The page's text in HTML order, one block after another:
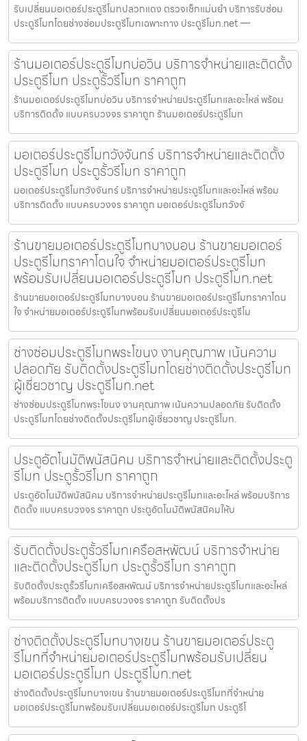
รับเปลี่ยนมอเตอร์ประตูรีโมทปลวกแดง ตรวจเช็กแม่นยำ บริการรับซ่อม
ประตูรีโมทโดยช่างซ่อมประตูรีโมทเฉพาะทาง ประตูรีโมท.net —
ร้านมอเตอร์ประตูรีโมทบ่อวิน บริการจำหน่ายและติดตั้ง
ประตูรีโมท ประตูรั้วรีโมท ราคาถูก
ร้านมอเตอร์ประตูรีโมทบ่อวิน บริการจำหน่ายประตูรีโมทและอะไหล่ พร้อม
บริการติดตั้ง แบบครบวงจร ราคาถูก ร้านมอเตอร์ประตูรีโมท
มอเตอร์ประตูรีโมทวังจันทร์ บริการจำหน่ายและติดตั้ง
ประตูรีโมท ประตูรั้วรีโมท ราคาถูก
มอเตอร์ประตูรีโมทวังจันทร์ บริการจำหน่ายประตูรีโมทและอะไหล่ พร้อม
บริการติดตั้ง แบบครบวงจร ราคาถูก มอเตอร์ประตูรีโมทวังจั
ร้านขายมอเตอร์ประตูรีโมทบางบอน ร้านขายมอเตอร์
ประตูรีโมทราคาโดนใจ จำหน่ายมอเตอร์ประตูรีโมท
พร้อมรับเปลี่ยนมอเตอร์ประตูรีโมท ประตูรีโมท.net
ร้านขายมอเตอร์ประตูรีโมทบางบอน ร้านขายมอเตอร์ประตูรีโมทราคาโดน
ใจ จำหน่ายมอเตอร์ประตูรีโมทพร้อมรับเปลี่ยนมอเตอร์ประตูรีโม
ช่างซ่อมประตูรีโมทพระโขนง งานคุณภาพ เน้นความ
ปลอดภัย รับติดตั้งประตูรีโมทโดยช่างติดตั้งประตูรีโมท
ผู้เชี่ยวชาญ ประตูรีโมท.net
ช่างซ่อมประตูรีโมทพระโขนง งานคุณภาพ เน้นความปลอดภัย รับติดตั้ง
ประตูรีโมทโดยช่างติดตั้งประตูรีโมทผู้เชี่ยวชาญ ประตูรีโมท.
ประตูอัตโนมัติพนัสนิคม บริการจำหน่ายและติดตั้งประตู
รีโมท ประตูรั้วรีโมท ราคาถูก
ประตูอัตโนมัติพนัสนิคม บริการจำหน่ายประตูรีโมทและอะไหล่ พร้อมบริการ
ติดตั้ง แบบครบวงจร ราคาถูก ประตูอัตโนมัติพนัสนิคมให้บ
รับติดตั้งประตูรั้วรีโมทเครือสหพัฒน์ บริการจำหน่าย
และติดตั้งประตูรีโมท ประตูรั้วรีโมท ราคาถูก
รับติดตั้งประตูรั้วรีโมทเครือสหพัฒน์ บริการจำหน่ายประตูรีโมทและอะไหล่
พร้อมบริการติดตั้ง แบบครบวงจร ราคาถูก รับติดตั้งปร
ช่างติดตั้งประตูรีโมทบางเขน ร้านขายมอเตอร์ประตู
รีโมทที่จำหน่ายมอเตอร์ประตูรีโมทพร้อมรับเปลี่ยน
มอเตอร์ประตูรีโมท ประตูรีโมท.net
ช่างติดตั้งประตูรีโมทบางเขน ร้านขายมอเตอร์ประตูรีโมทที่จำหน่าย
มอเตอร์ประตูรีโมทพร้อมรับเปลี่ยนมอเตอร์ประตูรีโมท ประตูรีโ